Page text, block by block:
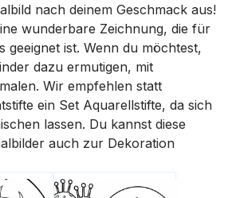
nach deinem Geschmack aus!
wunderbare Zeichnung, die für
geeignet ist. Wenn du möchtest,
dazu ermutigen, mit
Wir empfehlen statt
ein Set Aquarellstifte, da sich
lassen. Du kannst diese
auch zur Dekoration